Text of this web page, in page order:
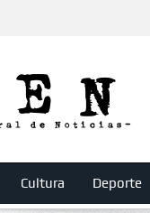
Cultura Deporte